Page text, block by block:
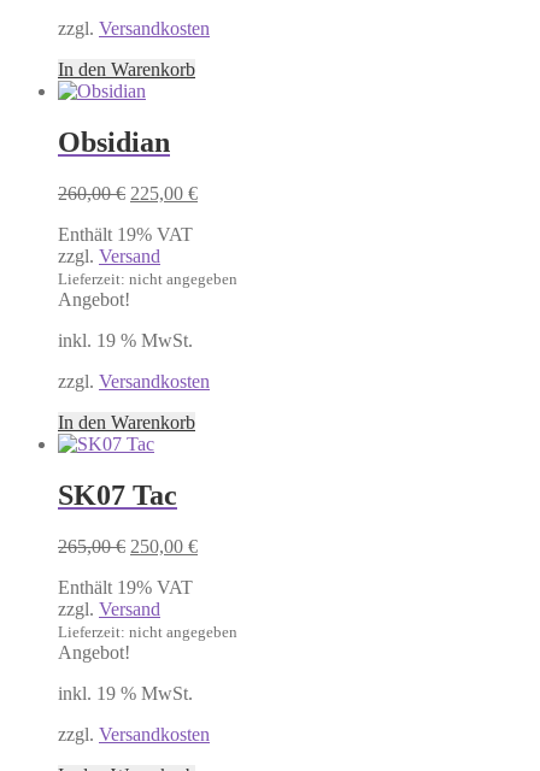
zzgl. Versandkosten
In den Warenkorb
Obsidian
260,00€ Ursprünglicher
war:
260,00 €
225,00 €Aktueller
Enthält 19% VAT
zzgl. Versand
Lieferzeit: nicht angegeben
Angebot!
inkl. 19 % MwSt.
zzgl. Versandkosten
In den Warenkorb
SK07 Tac
265,00€ Ursprünglicher
war:
265,00 €
250,00 €Aktueller
Enthält 19% VAT
zzgl. Versand
Lieferzeit: nicht angegeben
Angebot!
inkl. 19 % MwSt.
zzgl. Versandkosten